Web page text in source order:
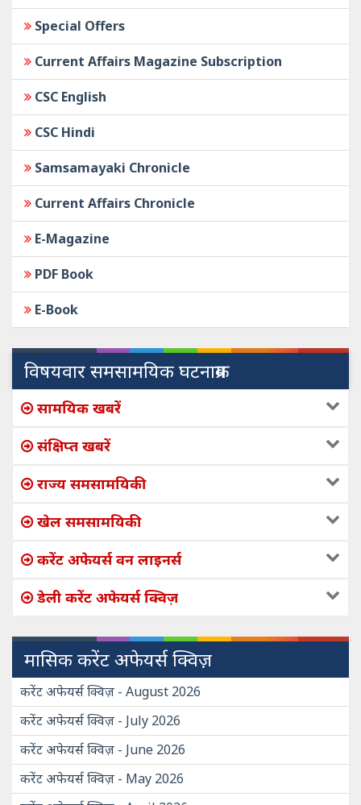
Special Offers
Current Affairs Magazine Subscription
CSC English
CSC Hindi
Samsamayaki Chronicle
Current Affairs Chronicle
E-Magazine
PDF Book
E-Book
विषयवार समसामयिक घटनाक्रम
सामयिक खबरें
संक्षिप्त खबरें
राज्य समसामयिकी
खेल समसामयिकी
करेंट अफेयर्स वन लाइनर्स
डेली करेंट अफेयर्स क्विज़
मासिक करेंट अफेयर्स क्विज़
करेंट अफेयर्स क्विज़ - August 2026
करेंट अफेयर्स क्विज़ - July 2026
करेंट अफेयर्स क्विज़ - June 2026
करेंट अफेयर्स क्विज़ - May 2026